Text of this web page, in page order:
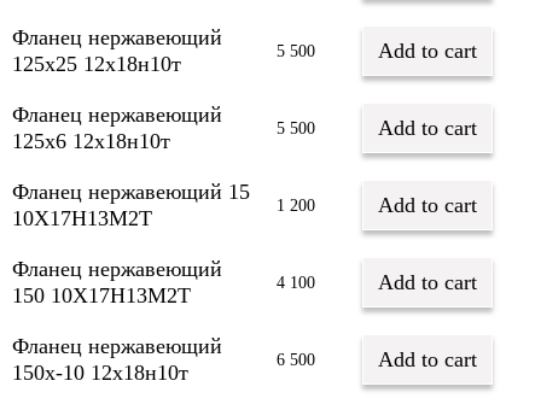
Фланец нержавеющий
125х25 12х18н10т
5 500 Add to cart
Фланец нержавеющий
125х6 12х18н10т
5 500 Add to cart
Фланец нержавеющий 15
10Х17Н13М2Т
1 200 Add to cart
Фланец нержавеющий
150 10Х17Н13М2Т
4 100 Add to cart
Фланец нержавеющий
150х-10 12х18н10т
6 500 Add to cart